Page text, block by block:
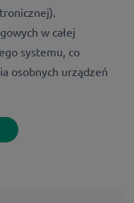
w całej
systemu, co
osobnych urządzeń